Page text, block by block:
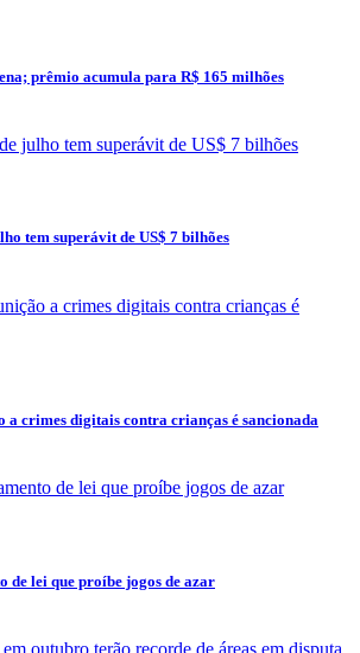
prêmio acumula para R$ 165 milhões
tem superávit de US$ 7 bilhões
a crimes digitais contra crianças é sancionada
de lei que proíbe jogos de azar